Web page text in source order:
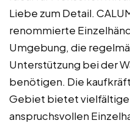
Liebe zum Detail.
renommierte
Umgebung, die
Unterstützung bei der
benötigen. Die
Gebiet bietet
anspruchsvollen